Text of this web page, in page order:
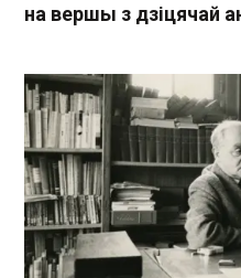
на вершы з дзіцячай